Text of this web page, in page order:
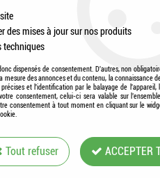
ANIMAUX DE LA FERME
HAMI FORM® -
Soyez le premier à donner votre avis !
des mises à jour sur nos produits
techniques
dispensés de consentement. D'autres, non
des annonces et du contenu, la connaissance
et l'identification par le balayage de l'appareil,
consentement, celui-ci sera valable sur
consentement à tout moment en cliquant sur le
Tout refuser ACCEPTER